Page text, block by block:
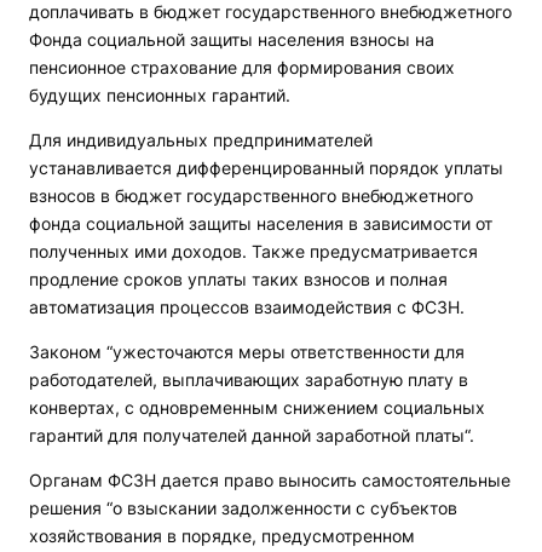
доплачивать в бюджет государственного внебюджетного
Фонда социальной защиты населения взносы на
пенсионное страхование для формирования своих
будущих пенсионных гарантий.
Для индивидуальных предпринимателей
устанавливается дифференцированный порядок уплаты
взносов в бюджет государственного внебюджетного
фонда социальной защиты населения в зависимости от
полученных ими доходов. Также предусматривается
продление сроков уплаты таких взносов и полная
автоматизация процессов взаимодействия с ФСЗН.
Законом “ужесточаются меры ответственности для
работодателей, выплачивающих заработную плату в
конвертах, с одновременным снижением социальных
гарантий для получателей данной заработной платы“.
Органам ФСЗН дается право выносить самостоятельные
решения “о взыскании задолженности с субъектов
хозяйствования в порядке, предусмотренном